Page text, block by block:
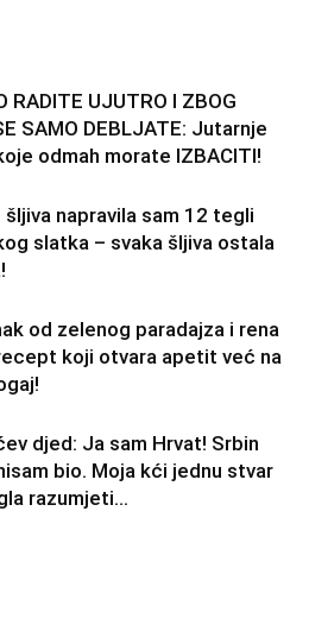
RADITE UJUTRO I ZBOG
SAMO DEBLJATE: Jutarnje
odmah morate IZBACITI!
šljiva napravila sam 12 tegli
slatka – svaka šljiva ostala
od zelenog paradajza i rena
koji otvara apetit već na
djed: Ja sam Hrvat! Srbin
bio. Moja kći jednu stvar
razumjeti…